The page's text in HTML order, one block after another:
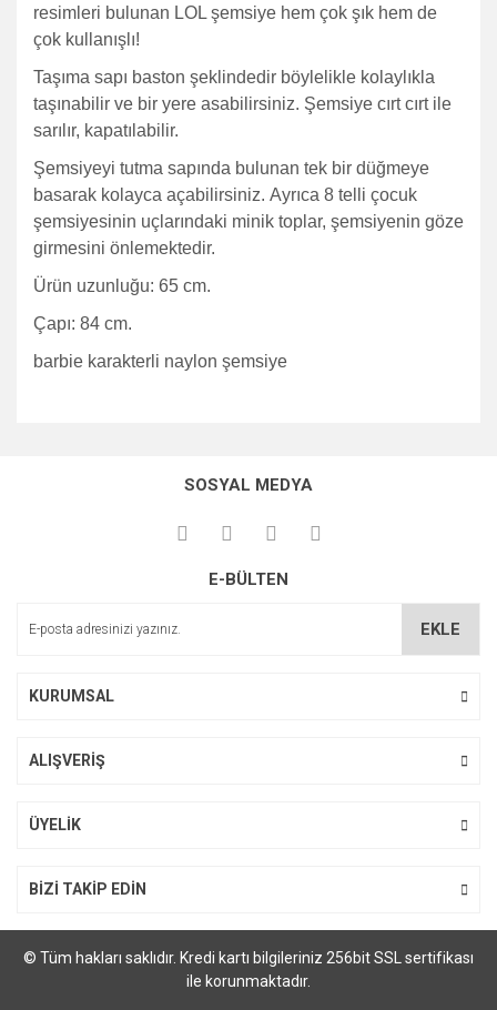
resimleri bulunan LOL şemsiye hem çok şık hem de
çok kullanışlı!
Taşıma sapı baston şeklindedir böylelikle kolaylıkla
taşınabilir ve bir yere asabilirsiniz. Şemsiye cırt cırt ile
sarılır, kapatılabilir.
Şemsiyeyi tutma sapında bulunan tek bir düğmeye
basarak kolayca açabilirsiniz. Ayrıca 8 telli çocuk
şemsiyesinin uçlarındaki minik toplar, şemsiyenin göze
girmesini önlemektedir.
Ürün uzunluğu: 65 cm.
Çapı: 84 cm.
barbie karakterli naylon şemsiye
kullanarak tarafımıza iletebilirsiniz.
Görüş ve önerileriniz için teşekkür ederiz.
Ürün açıklamasında eksik bilgiler bulunuyor.
SOSYAL MEDYA
E-BÜLTEN
EKLE
KURUMSAL
ALIŞVERİŞ
ÜYELİK
BİZİ TAKİP EDİN
© Tüm hakları saklıdır. Kredi kartı bilgileriniz 256bit SSL sertifikası
ile korunmaktadır.